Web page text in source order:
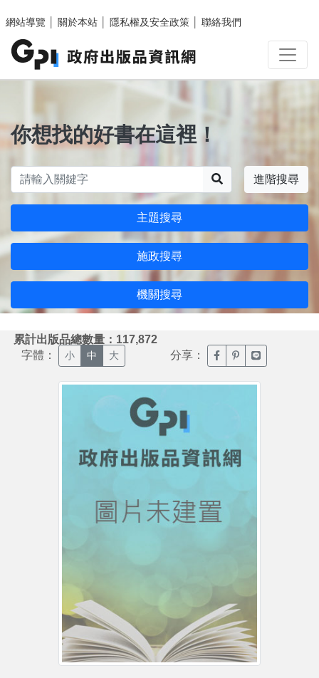
網站導覽
關於本站 隱私權及安全政策 聯絡我們
你想找的好書在這裡！
進階搜尋
主題搜尋
施政搜尋
機關搜尋
累計出版品總數量：117,872
字體： 小 中 大 分享： 臉書分享(另開新視窗)
噗浪分享(另開新
Line分享(另